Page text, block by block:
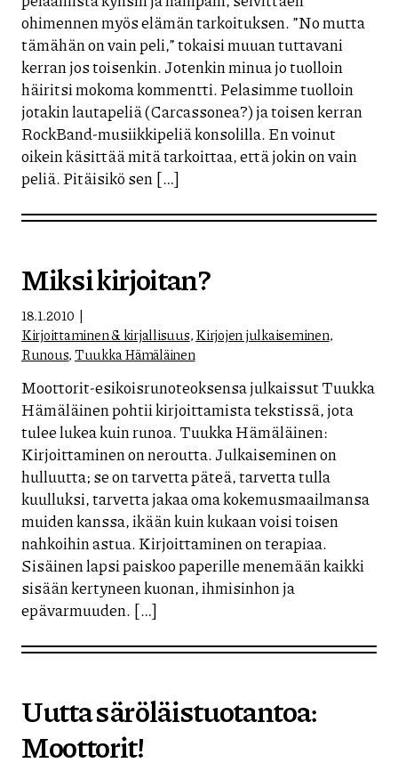
ohimennen myös elämän tarkoituksen. ”No mutta
tämähän on vain peli,” tokaisi muuan tuttavani
kerran jos toisenkin. Jotenkin minua jo tuolloin
häiritsi mokoma kommentti. Pelasimme tuolloin
jotakin lautapeliä (Carcassonea?) ja toisen kerran
RockBand-musiikkipeliä konsolilla. En voinut
oikein käsittää mitä tarkoittaa, että jokin on vain
peliä. Pitäisikö sen […]
Miksi kirjoitan?
18.1.2010
Kirjoittaminen & kirjallisuus,Kirjojen julkaiseminen,
Runous,Tuukka Hämäläinen
Moottorit-esikoisrunoteoksensa julkaissut Tuukka
Hämäläinen pohtii kirjoittamista tekstissä, jota
tulee lukea kuin runoa. Tuukka Hämäläinen:
Kirjoittaminen on neroutta. Julkaiseminen on
hulluutta; se on tarvetta päteä, tarvetta tulla
kuulluksi, tarvetta jakaa oma kokemusmaailmansa
muiden kanssa, ikään kuin kukaan voisi toisen
nahkoihin astua. Kirjoittaminen on terapiaa.
Sisäinen lapsi paiskoo paperille menemään kaikki
sisään kertyneen kuonan, ihmisinhon ja
epävarmuuden. […]
Uutta säröläistuotantoa:
Moottorit!